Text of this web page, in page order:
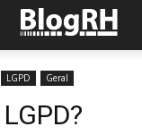
LGPD Geral